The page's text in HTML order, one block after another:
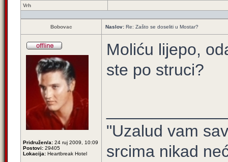
Vrh
Bobovac Naslov: Re: Zašto se doseliti u Mostar?
Pridružen/a: 24 ruj 2009, 10:09
Postovi: 29405
Lokacija: Heartbreak Hotel
Moliću lijepo,
ste po struci?
"Uzalud vam
srcima nikad